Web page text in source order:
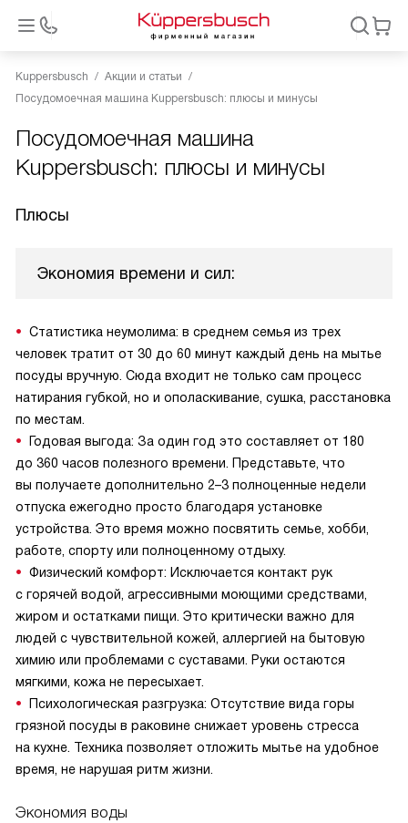
Kuppersbusch
Акции и статьи
Посудомоечная машина Kuppersbusch: плюсы и минусы
Посудомоечная машина
Kuppersbusch: плюсы и минусы
Плюсы
Экономия времени и сил:
Статистика неумолима: в среднем семья из трех
человек тратит от 30 до 60 минут каждый день на мытье
посуды вручную. Сюда входит не только сам процесс
натирания губкой, но и ополаскивание, сушка, расстановка
по местам.
Годовая выгода: За один год это составляет от 180
до 360 часов полезного времени. Представьте, что
вы получаете дополнительно 2–3 полноценные недели
отпуска ежегодно просто благодаря установке
устройства. Это время можно посвятить семье, хобби,
работе, спорту или полноценному отдыху.
Физический комфорт: Исключается контакт рук
с горячей водой, агрессивными моющими средствами,
жиром и остатками пищи. Это критически важно для
людей с чувствительной кожей, аллергией на бытовую
химию или проблемами с суставами. Руки остаются
мягкими, кожа не пересыхает.
Психологическая разгрузка: Отсутствие вида горы
грязной посуды в раковине снижает уровень стресса
на кухне. Техника позволяет отложить мытье на удобное
время, не нарушая ритм жизни.
Экономия воды